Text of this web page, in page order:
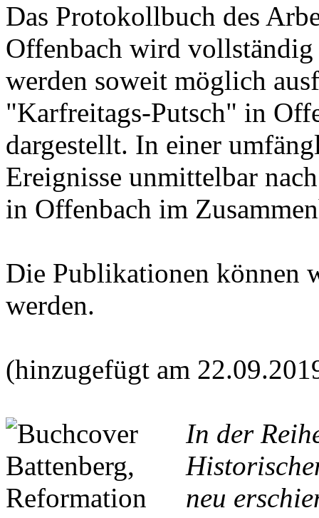
Das Protokollbuch des
Offenbach wird
werden soweit möglich
"Karfreitags-Putsch" in
dargestellt. In einer
Ereignisse unmittelbar
in Offenbach im
Die Publikationen können
werden.
(hinzugefügt am
In der
neu